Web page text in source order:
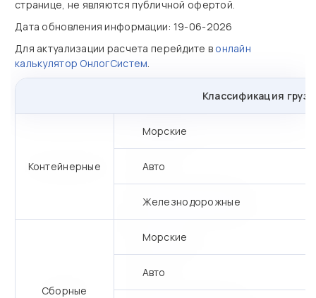
странице, не являются публичной офертой.
Дата обновления информации: 19-06-2026
Для актуализации расчета перейдите в онлайн
калькулятор ОнлогСистем.
Классификация
Контейнерные
Морские
Авто
Железнодорожные
Сборные
Морские
Авто